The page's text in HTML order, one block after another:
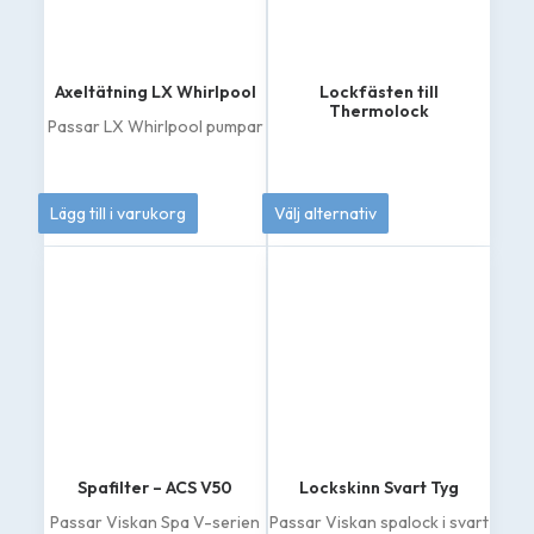
Axeltätning LX Whirlpool
Passar LX Whirlpool pumpar
249kr
Lägg till i varukorg
Lockfästen till
Thermolock
189kr
Välj alternativ
Den
produktsidan
Spafilter – ACS V50
Passar Viskan Spa V-serien
Lockskinn Svart Tyg
Passar Viskan spalock i svart